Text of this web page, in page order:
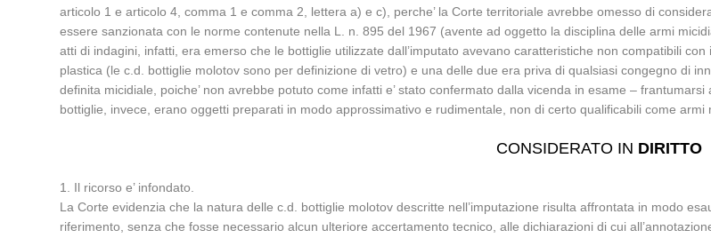
articolo 1 e articolo 4, comma 1 e comma 2, lettera a) e c), perche’ la Corte territoriale avrebbe omesso di
essere sanzionata con le norme contenute nella L. n. 895 del 1967 (avente ad oggetto la disciplina delle armi
atti di indagini, infatti, era emerso che le bottiglie utilizzate dall’imputato avevano caratteristiche non compatibili
plastica (le c.d. bottiglie molotov sono per definizione di vetro) e una delle due era priva di qualsiasi congegno di
definita micidiale, poiche’ non avrebbe potuto come infatti e’ stato confermato dalla vicenda in esame –
bottiglie, invece, erano oggetti preparati in modo approssimativo e rudimentale, non di certo qualificabili come armi
CONSIDERATO IN DIRITTO
1. Il ricorso e’ infondato.
La Corte evidenzia che la natura delle c.d. bottiglie molotov descritte nell’imputazione risulta affrontata in modo
riferimento, senza che fosse necessario alcun ulteriore accertamento tecnico, alle dichiarazioni di cui